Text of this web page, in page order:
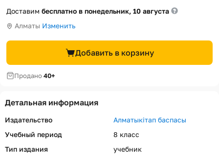
Доставим бесплатно в понедельник, 10 августа
Алматы Изменить
Добавить в корзину
Продано40+
Детальная информация
Издательство
Алматыкітап баспасы
Учебный период
8 класс
Тип издания
учебник